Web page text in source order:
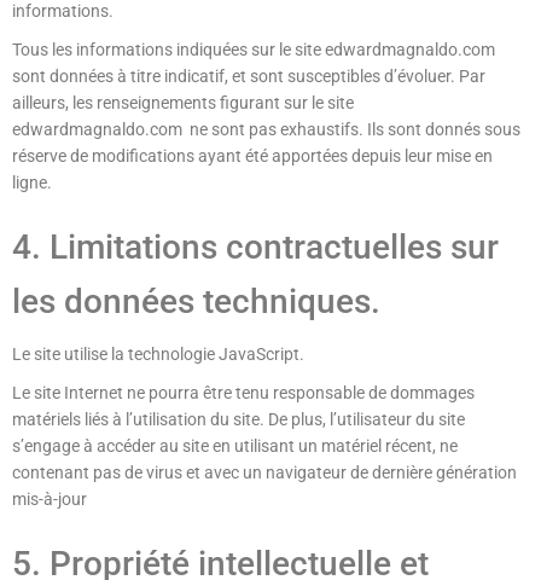
informations.
Tous les informations indiquées sur le site edwardmagnaldo.com
sont données à titre indicatif, et sont susceptibles d’évoluer. Par
ailleurs, les renseignements figurant sur le site
edwardmagnaldo.com ne sont pas exhaustifs. Ils sont donnés sous
réserve de modifications ayant été apportées depuis leur mise en
ligne.
4. Limitations contractuelles sur
les données techniques.
Le site utilise la technologie JavaScript.
Le site Internet ne pourra être tenu responsable de dommages
matériels liés à l’utilisation du site. De plus, l’utilisateur du site
s’engage à accéder au site en utilisant un matériel récent, ne
contenant pas de virus et avec un navigateur de dernière génération
mis-à-jour
5. Propriété intellectuelle et